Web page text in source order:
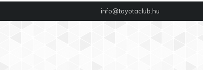
info@toyotaclub.hu